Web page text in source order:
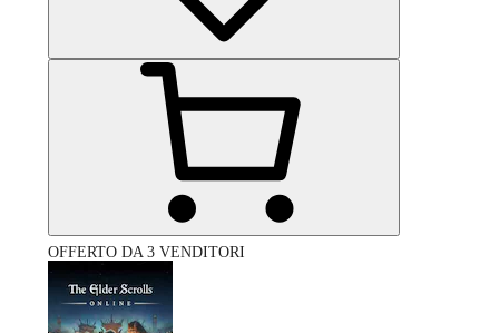
OFFERTO DA 3 VENDITORI